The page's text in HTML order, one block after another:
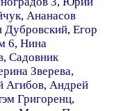
, Ананасов
Дубровский, Егор
6, Нина
, Садовник
Зверева,
Агибов, Андрей
Григоренц,